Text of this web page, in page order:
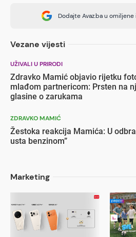
Dodajte Avaz.ba u
Vezane vijesti
UŽIVALI U PRIRODI
Zdravko Mamić objavio rijetku
mlađom partnericom: Prsten na
glasine o zarukama
ZDRAVKO MAMIĆ
Žestoka reakcija Mamića: U
usta benzinom”
Marketing